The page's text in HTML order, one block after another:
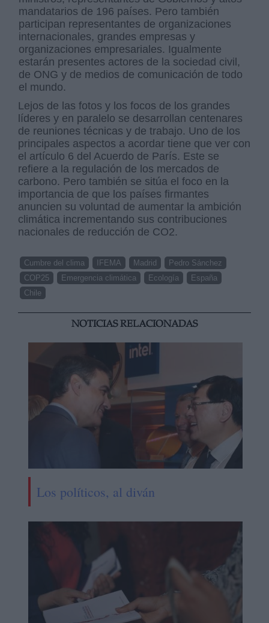
mandatarios de 196 países. Pero también
participan representantes de organizaciones
internacionales, grandes empresas y
organizaciones empresariales. Igualmente
estarán presentes actores de la sociedad civil,
de ONG y de medios de comunicación de todo
el mundo.
Lejos de las fotos y los focos de los grandes
líderes y en paralelo se desarrollan centenares
de reuniones técnicas y de trabajo. Uno de los
principales aspectos a acordar tiene que ver con
el artículo 6 del Acuerdo de París. Este se
refiere a la regulación de los mercados de
carbono. Pero también se sitúa el foco en la
importancia de que los países firmantes
anuncien su voluntad de aumentar la ambición
climática incrementando sus contribuciones
nacionales de reducción de CO2.
Cumbre del clima IFEMA Madrid
Pedro Sánchez
COP25
Emergencia climática Ecología
España
Chile
NOTICIAS RELACIONADAS
Los políticos, al diván